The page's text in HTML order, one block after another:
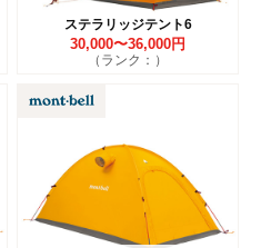
ステラリッジテント6
30,000〜36,000円
（ランク：）